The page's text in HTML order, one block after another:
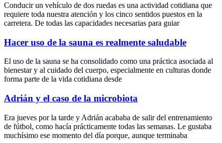
Conducir un vehículo de dos ruedas es una actividad cotidiana que
requiere toda nuestra atención y los cinco sentidos puestos en la
carretera. De todas las capacidades necesarias para guiar
Hacer uso de la sauna es realmente saludable
El uso de la sauna se ha consolidado como una práctica asociada al
bienestar y al cuidado del cuerpo, especialmente en culturas donde
forma parte de la vida cotidiana desde
Adrián y el caso de la microbiota
Era jueves por la tarde y Adrián acababa de salir del entrenamiento
de fútbol, como hacía prácticamente todas las semanas. Le gustaba
muchísimo ese momento del día porque, aunque terminaba